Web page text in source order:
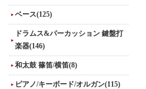
ベース(125)
ドラムス&パーカッション 鍵盤打
楽器(146)
和太鼓 篠笛/横笛(8)
ピアノ/キーボード/オルガン(115)